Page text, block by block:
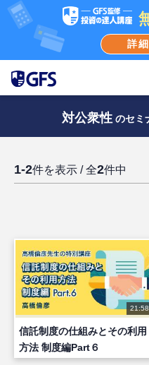
詳
対公衆性 のセミ
1-2件を表示 / 全2件中
21:58
信託制度の仕組みとその利用
方法 制度編Part６